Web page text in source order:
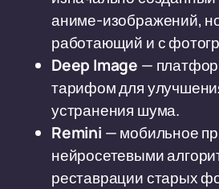
аниме-изображений,
работающий и с
Deep Image —
тарифом для
устранения шума.
Remini — мобильное
нейросетевыми
реставрации старых